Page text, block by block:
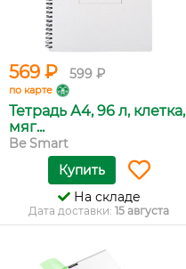
569 ₽ 599 ₽
по карте
Тетрадь А4, 96 л, клетка,
мяг...
Be Smart
Купить
На складе
Дата доставки: 15 августа